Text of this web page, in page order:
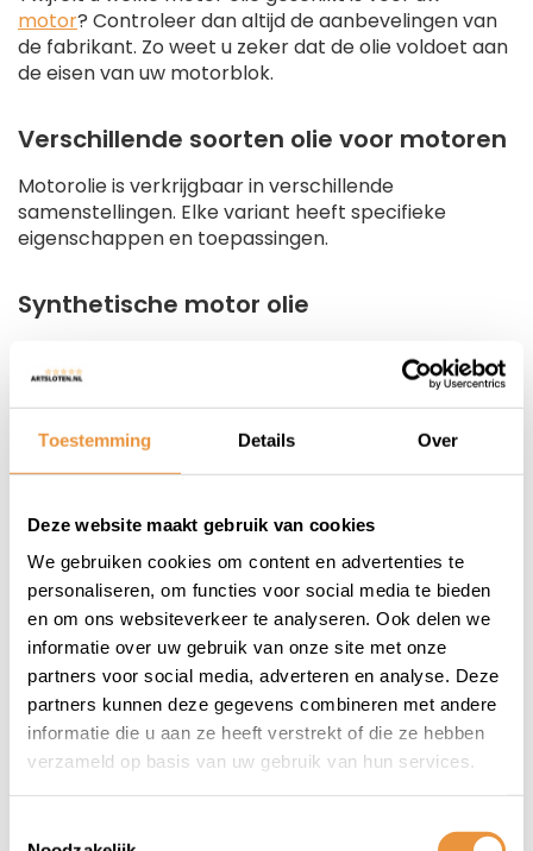
Toestemming Details Over
Deze website maakt gebruik van cookies
We gebruiken cookies om content en advertenties te
personaliseren, om functies voor social media te bieden
en om ons websiteverkeer te analyseren. Ook delen we
informatie over uw gebruik van onze site met onze
partners voor social media, adverteren en analyse. Deze
partners kunnen deze gegevens combineren met andere
informatie die u aan ze heeft verstrekt of die ze hebben
verzameld op basis van uw gebruik van hun services.
motor? Controleer dan altijd de aanbevelingen van
de fabrikant. Zo weet u zeker dat de olie voldoet aan
de eisen van uw motorblok.
Verschillende soorten olie voor motoren
Motorolie is verkrijgbaar in verschillende
samenstellingen. Elke variant heeft specifieke
eigenschappen en toepassingen.
Synthetische motor olie
biedt uitstekende bescherming
onder zware omstandigheden. Deze olie behoudt zijn
eigenschappen beter bij zowel hoge als lage
temperaturen en wordt veel gebruikt in moderne
motorfietsen.
Halfsynthetische motorolie
Halfsynthetische olie combineert de voordelen van
synthetische en minerale olie. Hierdoor ontstaat een
goede balans tussen prestaties, bescherming en
prijs.
Minerale motorolie
Minerale oliewordt vaak gebruikt in oudere motoren
techniek van oudere motorblokken.